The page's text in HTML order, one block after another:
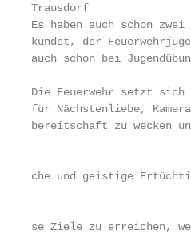
Trausdorf
Es haben auch schon
kundet, der
auch schon bei
Die Feuerwehr setzt sich
für Nächstenliebe,
bereitschaft zu wecken
che und geistige
se Ziele zu erreichen,